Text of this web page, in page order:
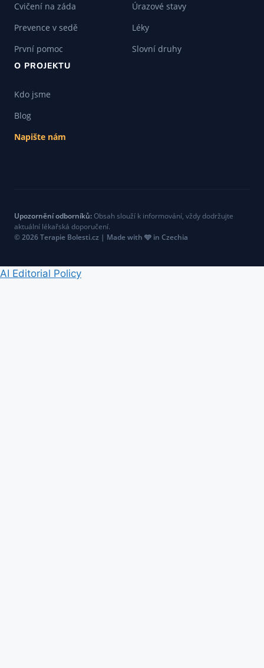
Cvičení na záda
Prevence v sedě
První pomoc
Úrazové stavy
Léky
Slovní druhy
O PROJEKTU
Kdo jsme
Blog
Napište nám
Upozornění odborníků:Obsah slouží k informování, vždy dodržujte
aktuální lékařská doporučení.
© 2026 Terapie Bolesti.cz | Made with 🩵 in Czechia
AI Editorial Policy